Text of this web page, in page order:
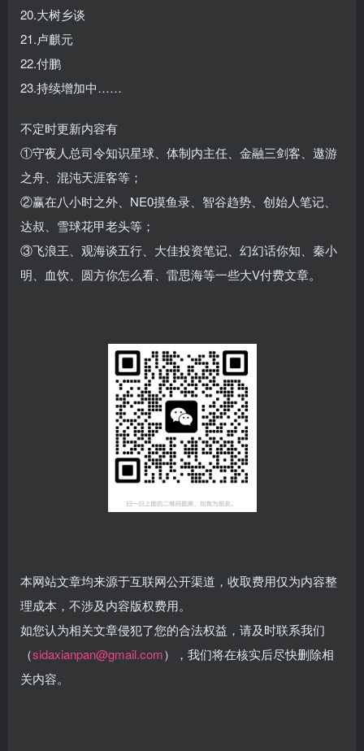
20.大树乡谈
21.卢麒元
22.付鹏
23.持续增加中……
不定时更新内容有
①守夜人总司令知识星球、体制内主任、金融三剑客、遨游
之舟、混沌天涯客等；
②赢在八小时之外、NE0摸鱼录、智谷趋势、创始人笔记、
达叔、雪球花甲老头等；
③飞浪王、观海谈五行、大佳投资笔记、幻幻话你知、秦小
明、血饮、圆方你怎么看、雷思海等一些大V付费文章。
本网站文章均来源于互联网公开渠道，收取费用仅为内容整
理成本，不涉及内容版权费用。
如您认为相关文章侵犯了您的合法权益，请及时联系我们
（sidaxianpan@gmail.com）
，我们将在核实后尽快删除相
关内容。